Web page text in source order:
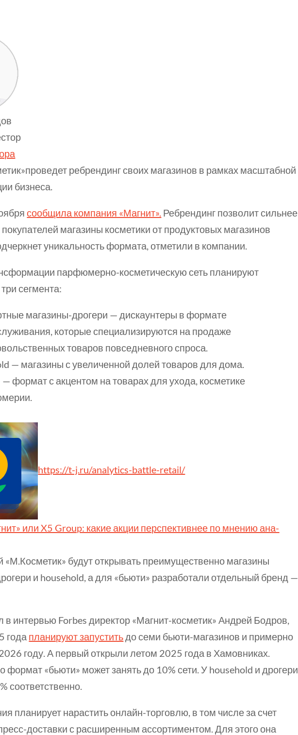
ребрендинг своих магазинов в рамках масштабной
бизнеса.
сообщила компания «Магнит». Ребрендинг позволит сильнее
магазины косметики от продуктовых магазинов
уникальность формата, отметили в компании.
парфюмерно-косметическую сеть планируют
сегмента:
магазины-дрогери — дискаунтеры в формате
которые специализируются на продаже
товаров повседневного спроса.
— магазины с увеличенной долей товаров для дома.
— формат с акцентом на товарах для ухода, косметике
https://t-j.ru/analytics-battle-retail/
или X5 Group: какие акции перспектив­нее по мнению ана­
«М.Косметик» будут открывать преимущественно магазины
и household, а для «бьюти» разработали отдельный бренд —
в интервью Forbes директор «Магнит-косметик» Андрей Бодров,
года планируют запуститьдо семи бьюти-магазинов и примерно
году. А первый открыли летом 2025 года в Хамовниках.
формат «бьюти» может занять до 10% сети. У household и дрогери
соответственно.
планирует нарастить онлайн-торговлю, в том числе за счет
доставки с расширенным ассортиментом. Для этого она